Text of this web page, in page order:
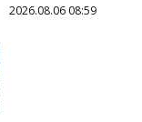
2026.08.06 08:59